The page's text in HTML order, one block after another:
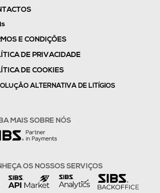
E CONDIÇÕES
DE PRIVACIDADE
DE COOKIES
ALTERNATIVA DE LITÍGIOS
MAIS SOBRE NÓS
OS NOSSOS SERVIÇOS